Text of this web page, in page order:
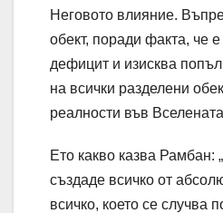
Неговото влияние.
обект, поради факта, че
дефицит и изисква
на всички разделени
реалности във
Ето какво казва Рамбан:
създаде всичко от
всичко, което се случва